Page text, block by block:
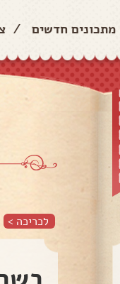
מתכונים חדשים /
לכריכה >